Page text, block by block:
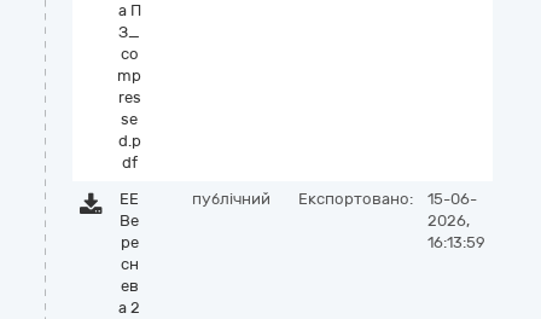
а П
З_
co
mp
res
se
d.p
df
ЕЕ
Ве
ре
сн
ев
а 2
публічний Експортовано:
15-06-
2026,
16:13:59